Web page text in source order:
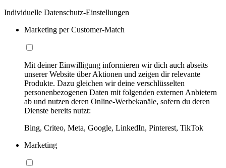
Individuelle Datenschutz-Einstellungen
Marketing per Customer-Match
Mit deiner Einwilligung informieren wir dich auch abseits
unserer Website über Aktionen und zeigen dir relevante
Produkte. Dazu gleichen wir deine verschlüsselten
personenbezogenen Daten mit folgenden externen Anbietern
ab und nutzen deren Online-Werbekanäle, sofern du deren
Dienste bereits nutzt:
Bing, Criteo, Meta, Google, LinkedIn, Pinterest, TikTok
Marketing